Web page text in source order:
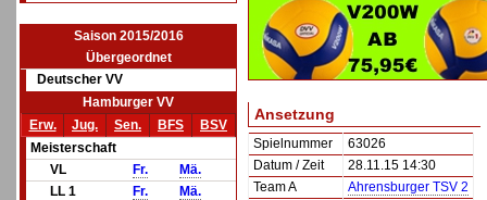
Saison 2015/2016
Übergeordnet
Deutscher VV
Hamburger VV
Erw.
Jug. Sen. BFS
BSV
Meisterschaft
VL
Fr.
Mä.
LL 1
Fr.
Mä.
Ansetzung
Spielnummer
63026
Datum / Zeit
28.11.15 14:30
Team A
Ahrensburger TSV 2